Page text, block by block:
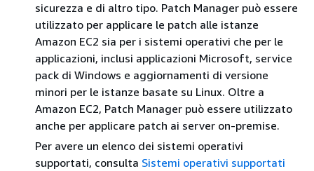
sicurezza e di altro tipo. Patch Manager può essere
utilizzato per applicare le patch alle istanze
Amazon EC2 sia per i sistemi operativi che per le
applicazioni, inclusi applicazioni Microsoft, service
pack di Windows e aggiornamenti di versione
minori per le istanze basate su Linux. Oltre a
Amazon EC2, Patch Manager può essere utilizzato
anche per applicare patch ai server on-premise.
Per avere un elenco dei sistemi operativi
supportati, consulta Sistemi operativi supportati